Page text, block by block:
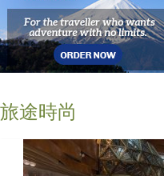
旅途時尚